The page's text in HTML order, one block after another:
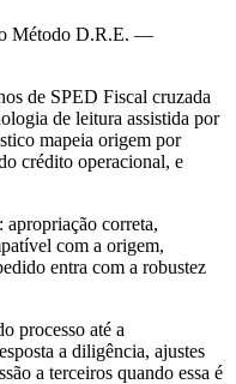
Método D.R.E. —
de SPED Fiscal cruzada
de leitura assistida por
mapeia origem por
crédito operacional, e
apropriação correta,
com a origem,
entra com a robustez
processo até a
a diligência, ajustes
a terceiros quando essa é